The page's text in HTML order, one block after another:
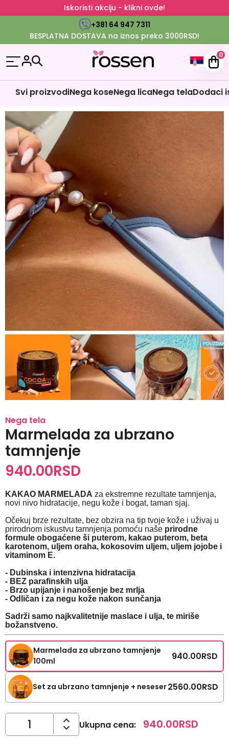
Iskoristi akciju - klikni ovde!
+381 64 947 7311
BESPLATNA DOSTAVA na iznos preko 3000RSD!
0
Svi proizvodiNega koseNega licaNega telaDodaci
Nega tela
Marmelada za ubrzano
tamnjenje
940.00RSD
KAKAO MARMELADA za ekstremne rezultate tamnjenja,
novi nivo hidratacije, negu kože i bogat, taman sjaj.
Očekuj brze rezultate, bez obzira na tip tvoje kože i uživaj u
prirodnom iskustvu tamnjenja pomoću naše prirodne
formule obogaćene ši puterom, kakao puterom, beta
karotenom, uljem oraha, kokosovim uljem, uljem jojobe i
vitaminom E.
- Dubinska i intenzivna hidratacija
- BEZ parafinskih ulja
- Brzo upijanje i nanošenje bez mrlja
- Odličan i za negu kože nakon sunčanja
Sadrži samo najkvalitetnije maslace i ulja, te miriše
božanstveno.
Marmelada za ubrzano tamnjenje
100ml
940.00RSD
Set za ubrzano tamnjenje + neseser2560.00RSD
Ukupna cena: 940.00RSD